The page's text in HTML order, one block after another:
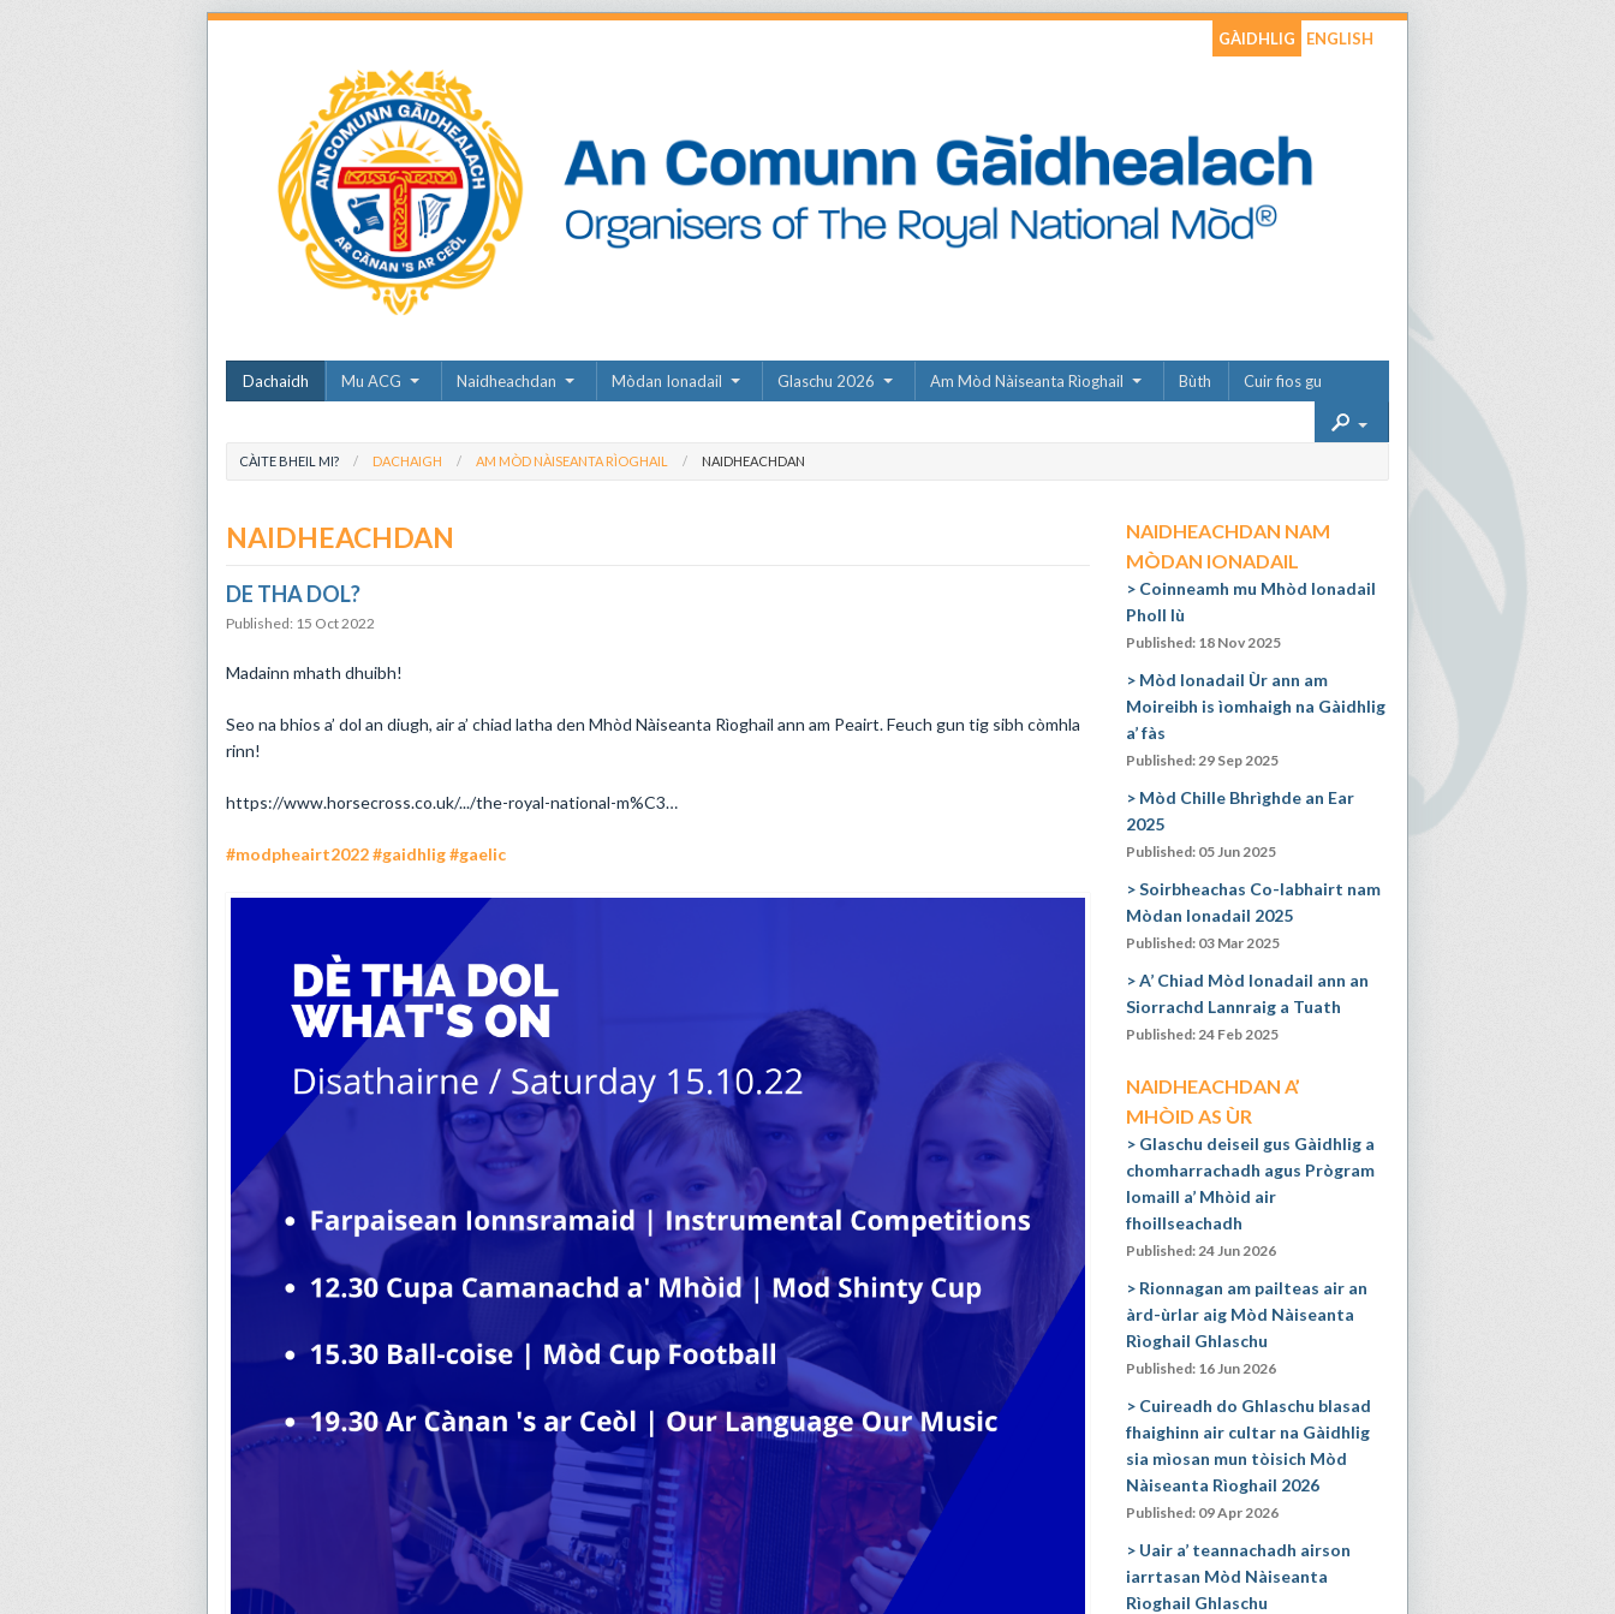
GÀIDHLIG ENGLISH
Dachaidh Mu ACG Naidheachdan Mòdan Ionadail Glaschu 2026 Am Mòd Nàiseanta Rìoghail Bùth Cuir fios gu
CÀITE BHEIL MI? DACHAIGH AM MÒD NÀISEANTA RÌOGHAIL NAIDHEACHDAN
NAIDHEACHDAN
DE THA DOL?
Published: 15 Oct 2022
​Madainn mhath dhuibh!
Seo na bhios a’ dol an diugh, air a’ chiad latha den Mhòd Nàiseanta Rìoghail ann am Peairt. Feuch gun tig sibh còmhla
rinn!
https://www.horsecross.co.uk/.../the-royal-national-m%C3…
#modpheairt2022#gaidhlig#gaelic
NAIDHEACHDAN NAM
MÒDAN IONADAIL
Coinneamh mu Mhòd Ionadail
Pholl Iù
Published: 18 Nov 2025
Mòd Ionadail Ùr ann am
Moireibh is ìomhaigh na Gàidhlig
a’ fàs
Published: 29 Sep 2025
Mòd Chille Bhrìghde an Ear
2025
Published: 05 Jun 2025
Soirbheachas Co-labhairt nam
Mòdan Ionadail 2025
Published: 03 Mar 2025
A’ Chiad Mòd Ionadail ann an
Siorrachd Lannraig a Tuath
Published: 24 Feb 2025
NAIDHEACHDAN A’
MHÒID AS ÙR
Glaschu deiseil gus Gàidhlig a
chomharrachadh agus Prògram
Iomaill a’ Mhòid air
fhoillseachadh
Published: 24 Jun 2026
Rionnagan am pailteas air an
àrd-ùrlar aig Mòd Nàiseanta
Rìoghail Ghlaschu
Published: 16 Jun 2026
Cuireadh do Ghlaschu blasad
fhaighinn air cultar na Gàidhlig
sia mìosan mun tòisich Mòd
Nàiseanta Rìoghail 2026
Published: 09 Apr 2026
Uair a’ teannachadh airson
iarrtasan Mòd Nàiseanta
Rìoghail Ghlaschu